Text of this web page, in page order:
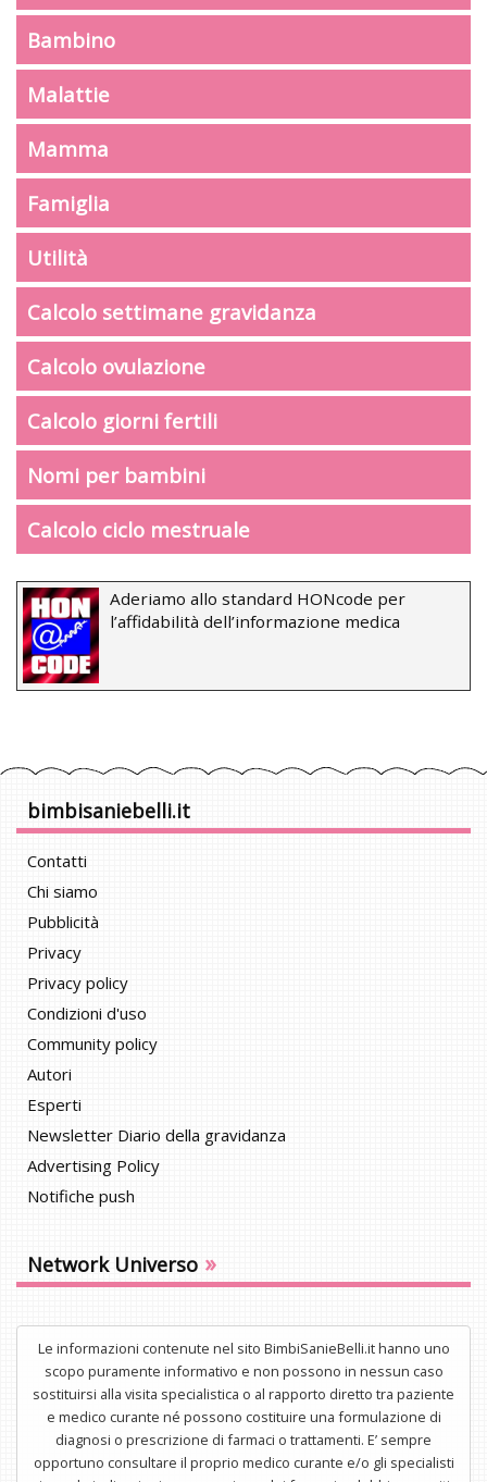
Bambino
Malattie
Mamma
Famiglia
Utilità
Calcolo settimane gravidanza
Calcolo ovulazione
Calcolo giorni fertili
Nomi per bambini
Calcolo ciclo mestruale
Aderiamo allo standard HONcode per
l’affidabilità dell’informazione medica
bimbisaniebelli.it
Contatti
Chi siamo
Pubblicità
Privacy
Privacy policy
Condizioni d'uso
Community policy
Autori
Esperti
Newsletter Diario della gravidanza
Advertising Policy
Notifiche push
Network Universo »
Le informazioni contenute nel sito BimbiSanieBelli.it hanno uno
scopo puramente informativo e non possono in nessun caso
sostituirsi alla visita specialistica o al rapporto diretto tra paziente
e medico curante né possono costituire una formulazione di
diagnosi o prescrizione di farmaci o trattamenti. E’ sempre
opportuno consultare il proprio medico curante e/o gli specialisti